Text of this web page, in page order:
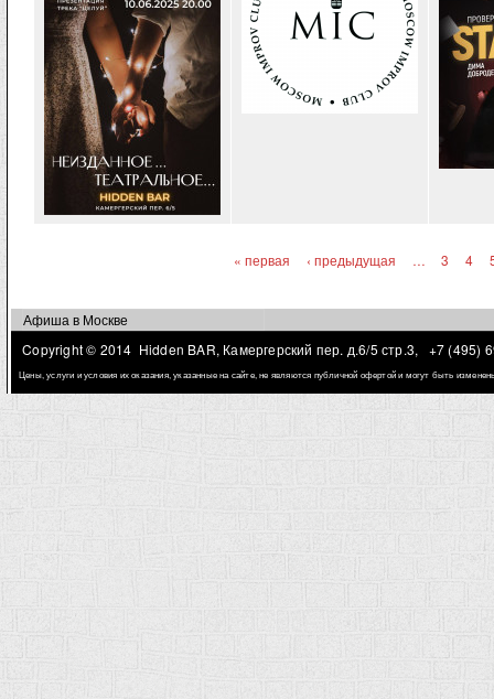
« первая ‹ предыдущая … 3 4
Афиша в Москве
Copyright © 2014 Hidden BAR, Камергерский пер. д.6/5 стр.3,
+7 (495)
Цены, услуги и условия их оказания, указанные на сайте, не являются публичной офертой и могут быть